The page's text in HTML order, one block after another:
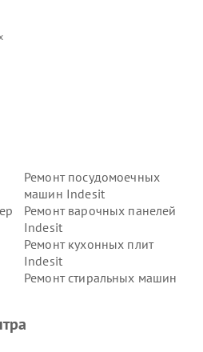
Ремонт посудомоечных
машин Indesit
Ремонт варочных панелей
Indesit
Ремонт кухонных плит
Indesit
Ремонт стиральных машин
Indesit